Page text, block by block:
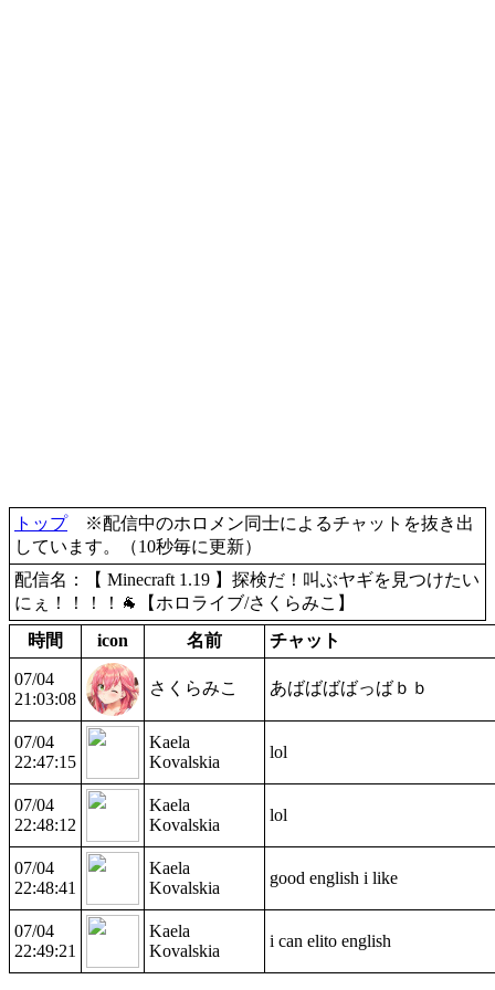
トップ※配信中のホロメン同士によるチャットを抜き出
しています。（10秒毎に更新）
配信名：【 Minecraft 1.19 】探検だ！叫ぶヤギを見つけたい
にぇ！！！！🐐【ホロライブ/さくらみこ】
時間
icon 名前 チャット
07/04
21:03:08
さくらみこ あばばばばっばｂｂ
07/04
22:47:15
Kaela
Kovalskia
lol
07/04
22:48:12
Kaela
Kovalskia
lol
07/04
22:48:41
Kaela
Kovalskia
good english i like
07/04
22:49:21
Kaela
Kovalskia
i can elito english